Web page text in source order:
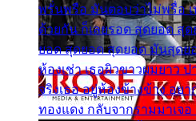
พรั่นพรือ มันตอบว่าไม่พรื่อ เ
ด้วยกัน ก็เลยรอด สุดยอด สุ
ยอด สุดยอด สุดยอด มันสุด
ห้องเช่า เธอผิวขาวผมยาว
จริงเธอ อยู่ห้องข้างข้าง อย
ทองแดง กลับจากรามมาเจ